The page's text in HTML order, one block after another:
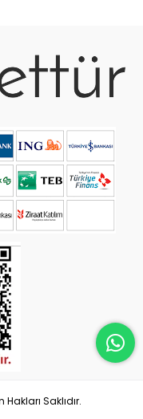
Hakları Saklıdır.